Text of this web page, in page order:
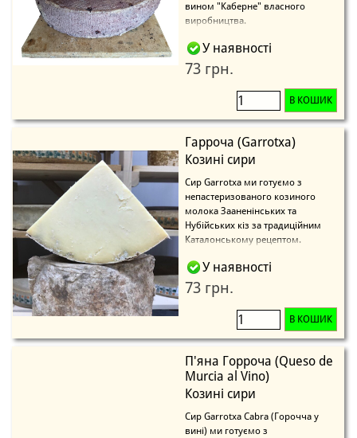
вином "Каберне" власного
виробництва.
У наявності
73 грн.
В КОШИК
Гарроча (Garrotxa)
Козині сири
Сир Garrotxa ми готуємо з
непастеризованого козиного
молока Зааненінських та
Нубійських кіз за традиційним
Каталонському рецептом.
У наявності
73 грн.
В КОШИК
П'яна Горроча (Queso de
Murcia al Vino)
Козині сири
Сир Garrotxa Cabra (Горочча у
вині) ми готуємо з